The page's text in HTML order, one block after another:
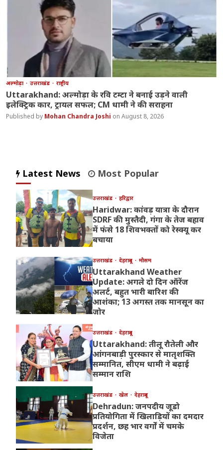
अल्मोड़ा उत्तराखंड राष्ट्रीय
Uttarakhand: अल्मोड़ा के रवि टम्टा ने बनाई उड़ने वाली
इलेक्ट्रिक कार, ट्रायल सफल; CM धामी ने की सराहना
Mohan Chandra Joshi August 8, 2026
Latest News Most Popular
उत्तराखंड हरिद्वार
Haridwar: कांवड़ यात्रा के दौरान
SDRF की मुस्तैदी, गंगा के तेज बहाव
में फंसे 18 शिवभक्तों को रेस्क्यू कर
बचाया
उत्तराखंड देहरादून मौसम
Uttarakhand Weather
Update: अगले दो दिन ऑरेंज
अलर्ट, बहुत भारी बारिश की
आशंका; 13 अगस्त तक मानसून का
जोर
उत्तराखंड देहरादून
Uttarakhand: तीलू रौतेली और
आंगनबाड़ी पुरस्कार से मातृशक्ति
सम्मानित, सीएम धामी ने बढ़ाई
सम्मान राशि
उत्तराखंड खेल देहरादून
Dehradun: जनपदीय जूडो
प्रतियोगिता में खिलाड़ियों का दमदार
प्रदर्शन, छह भार वर्गों में चमके
विजेता